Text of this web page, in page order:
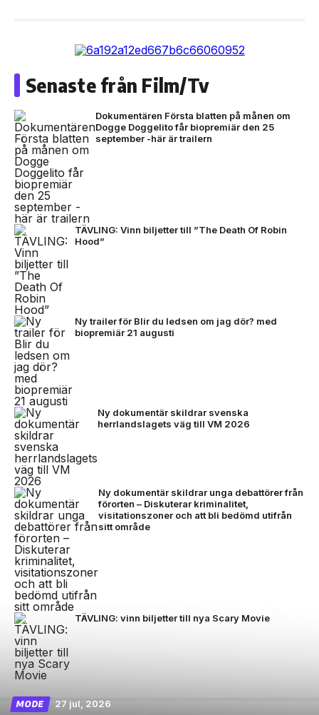
Senaste från Film/Tv
Dokumentären Första blatten på månen om
Dogge Doggelito får biopremiär den 25
september -här är trailern
TÄVLING: Vinn biljetter till ”The Death Of Robin
Hood”
Ny trailer för Blir du ledsen om jag dör? med
biopremiär 21 augusti
Ny dokumentär skildrar svenska
herrlandslagets väg till VM 2026
Ny dokumentär skildrar unga debattörer från
förorten – Diskuterar kriminalitet,
visitationszoner och att bli bedömd utifrån
sitt område
TÄVLING: vinn biljetter till nya Scary Movie
MODE 27 jul, 2026